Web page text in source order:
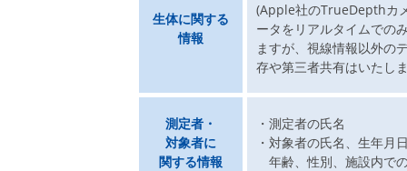
生体に関する
情報
(Apple社のTrueDepthカ
ータをリアルタイムでの
ますが、視線情報以外の
存や第三者共有はいたし
測定者・
対象者に
関する情報
・測定者の氏名
・対象者の氏名、生年月
年齢、性別、施設内で